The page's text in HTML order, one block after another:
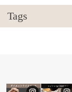
Tags